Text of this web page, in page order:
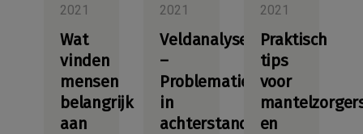
2021
Wat
vinden
mensen
belangrijk
aan
2021
Veldanalyse
–
Problematiek
in
achterstandswijken
2021
Praktisch
tips
voor
en